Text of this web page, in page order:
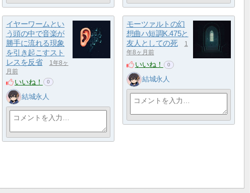
イヤーワームとい
う頭の中で音楽が
勝手に流れる現象
を引き起こすスト
レスを反省
1年8ヶ
月前
いいね！ 0
結城永人
モーツァルトの幻
想曲ハ短調K.475と
友人としての死
1
年8ヶ月前
いいね！ 0
結城永人